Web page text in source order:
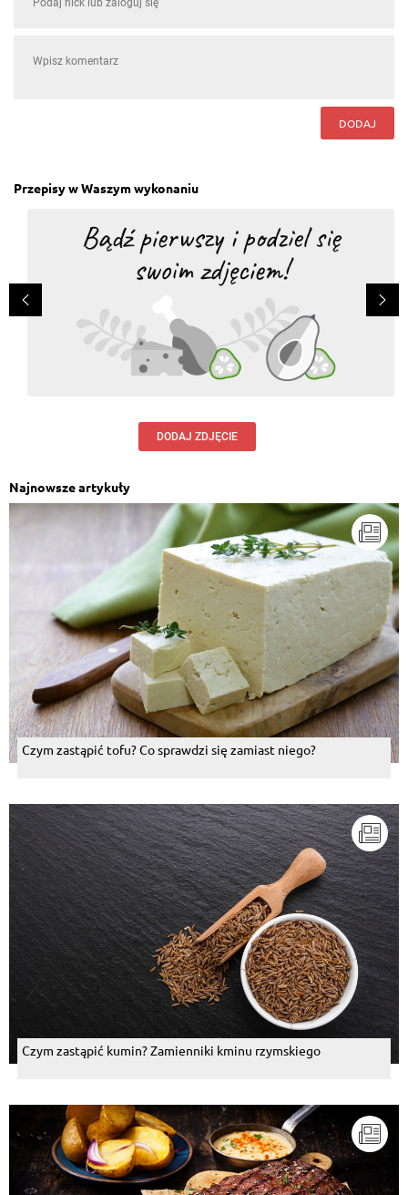
DODAJ
Przepisy w Waszym wykonaniu
DODAJ ZDJĘCIE
Najnowsze artykuły
Czym zastąpić tofu? Co sprawdzi się zamiast niego?
Czym zastąpić kumin? Zamienniki kminu rzymskiego